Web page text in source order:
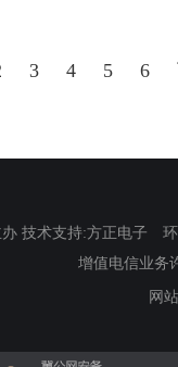
3 4 5 6
技术支持:方正电子
增值电信业务
网